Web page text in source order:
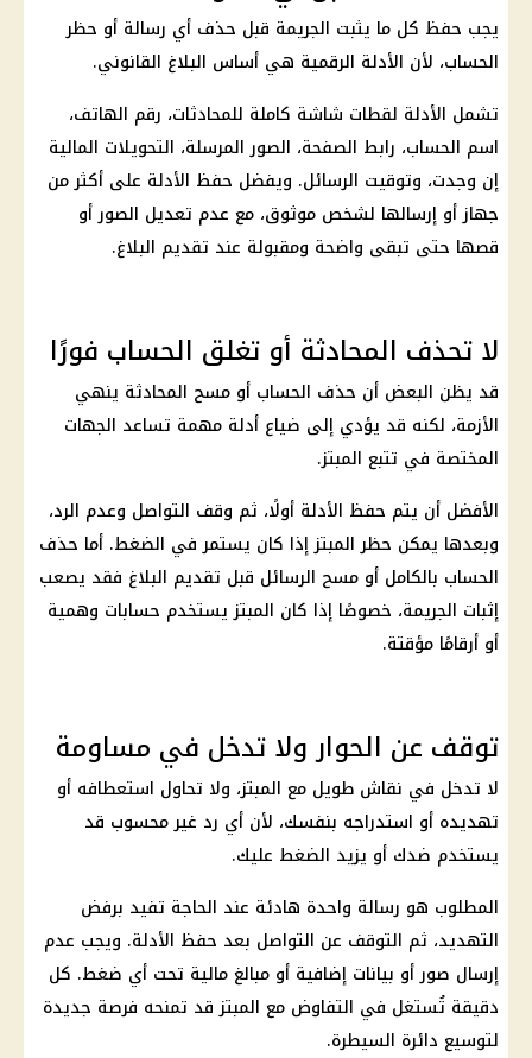
يجب حفظ كل ما يثبت الجريمة قبل حذف أي رسالة أو حظر
الحساب، لأن الأدلة الرقمية هي أساس البلاغ القانوني.
تشمل الأدلة لقطات شاشة كاملة للمحادثات، رقم الهاتف،
اسم الحساب، رابط الصفحة، الصور المرسلة، التحويلات المالية
إن وجدت، وتوقيت الرسائل. ويفضل حفظ الأدلة على أكثر من
جهاز أو إرسالها لشخص موثوق، مع عدم تعديل الصور أو
قصها حتى تبقى واضحة ومقبولة عند تقديم البلاغ.
لا تحذف المحادثة أو تغلق الحساب فورًا
قد يظن البعض أن حذف الحساب أو مسح المحادثة ينهي
الأزمة، لكنه قد يؤدي إلى ضياع أدلة مهمة تساعد الجهات
المختصة في تتبع المبتز.
الأفضل أن يتم حفظ الأدلة أولًا، ثم وقف التواصل وعدم الرد،
وبعدها يمكن حظر المبتز إذا كان يستمر في الضغط. أما حذف
الحساب بالكامل أو مسح الرسائل قبل تقديم البلاغ فقد يصعب
إثبات الجريمة، خصوصًا إذا كان المبتز يستخدم حسابات وهمية
أو أرقامًا مؤقتة.
توقف عن الحوار ولا تدخل في مساومة
لا تدخل في نقاش طويل مع المبتز، ولا تحاول استعطافه أو
تهديده أو استدراجه بنفسك، لأن أي رد غير محسوب قد
يستخدم ضدك أو يزيد الضغط عليك.
المطلوب هو رسالة واحدة هادئة عند الحاجة تفيد برفض
التهديد، ثم التوقف عن التواصل بعد حفظ الأدلة. ويجب عدم
إرسال صور أو بيانات إضافية أو مبالغ مالية تحت أي ضغط. كل
دقيقة تُستغل في التفاوض مع المبتز قد تمنحه فرصة جديدة
لتوسيع دائرة السيطرة.